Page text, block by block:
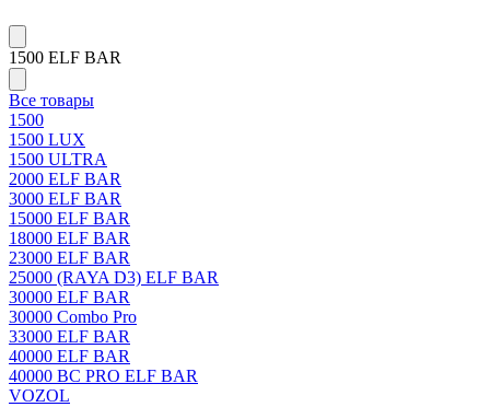
1500 ELF BAR
Все товары
1500
1500 LUX
1500 ULTRA
2000 ELF BAR
3000 ELF BAR
15000 ELF BAR
18000 ELF BAR
23000 ELF BAR
25000 (RAYA D3) ELF BAR
30000 ELF BAR
30000 Combo Pro
33000 ELF BAR
40000 ELF BAR
40000 BC PRO ELF BAR
VOZOL